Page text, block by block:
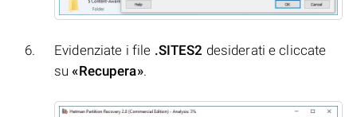
Evidenziate i file .SITES2 desiderati e cliccate
su«Recupera».